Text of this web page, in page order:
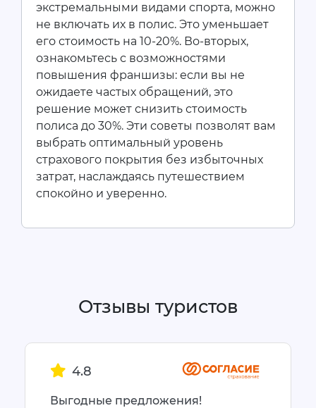
экстремальными видами спорта, можно
не включать их в полис. Это уменьшает
его стоимость на 10-20%. Во-вторых,
ознакомьтесь с возможностями
повышения франшизы: если вы не
ожидаете частых обращений, это
решение может снизить стоимость
полиса до 30%. Эти советы позволят вам
выбрать оптимальный уровень
страхового покрытия без избыточных
затрат, наслаждаясь путешествием
спокойно и уверенно.
Отзывы туристов
4.8
Выгодные предложения!